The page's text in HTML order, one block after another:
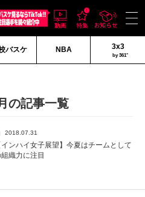
バスケ NBA 3x3
by 361°
の記事一覧
2018.07.31
インハイ女子展望】今夏はチームとして
織力に注目